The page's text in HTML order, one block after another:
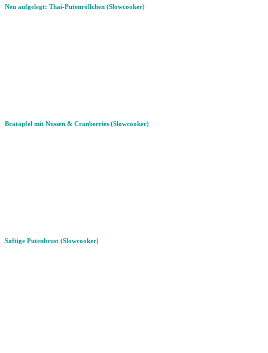
Neu aufgelegt: Thai-Putenröllchen (Slowcooker)
Bratäpfel mit Nüssen & Cranberries (Slowcooker)
Saftige Putenbrust (Slowcooker)